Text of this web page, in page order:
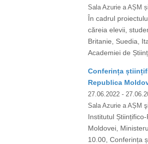
Sala Azurie a AȘM
În cadrul
căreia elevii,
Britanie, Suedia,
Academiei de
Conferința
Republica
27.06.2022 -
Sala Azurie a AȘM
Institutul
Moldovei,
10.00, Conferința